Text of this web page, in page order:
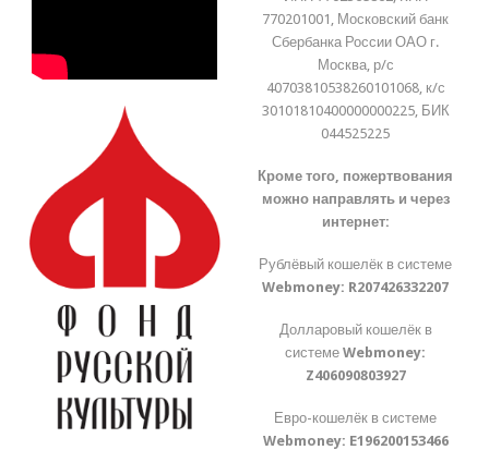
770201001, Московский банк
Сбербанка России ОАО г.
Москва, р/с
40703810538260101068, к/с
30101810400000000225, БИК
044525225
Кроме того, пожертвования
можно направлять и через
интернет:
Рублёвый кошелёк в системе
Webmoney: R207426332207
Долларовый кошелёк в
системеWebmoney:
Z406090803927
Евро-кошелёк в системе
Webmoney: E196200153466